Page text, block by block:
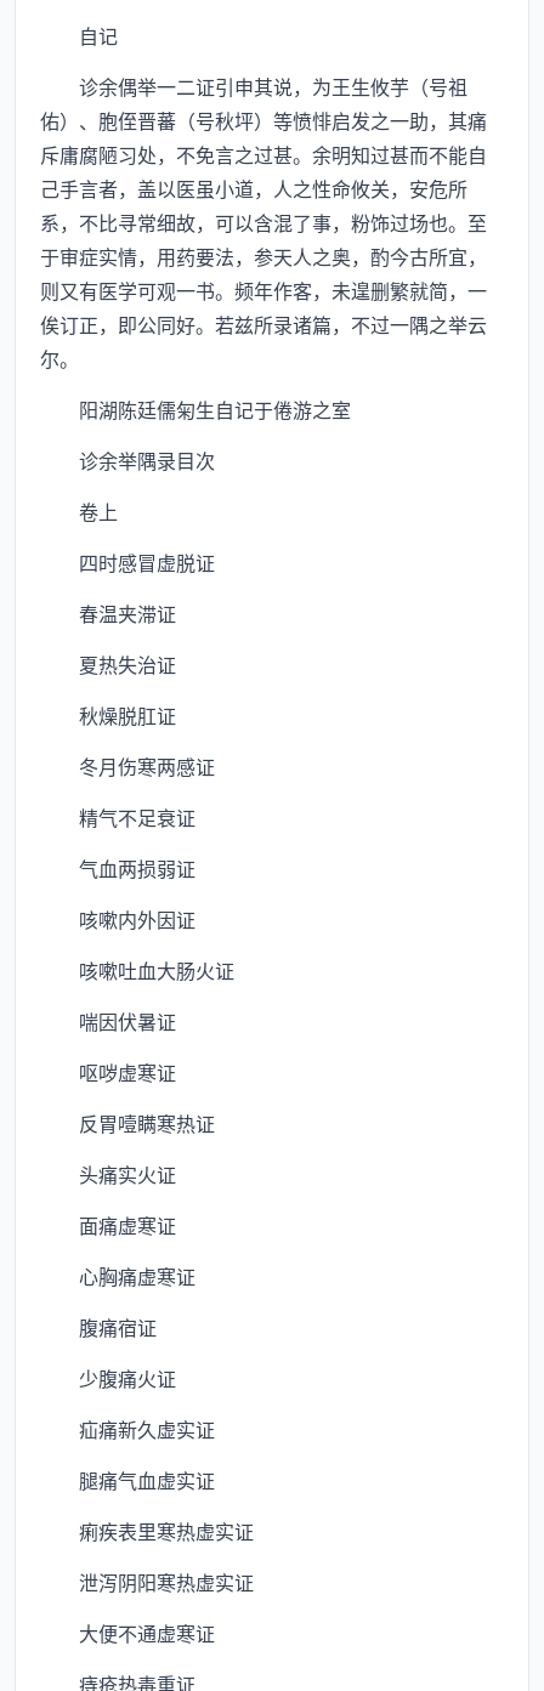
自记
诊余偶举一二证引申其说，为王生攸芋（号祖
佑）、胞侄晋蕃（号秋坪）等愤悱启发之一助，其痛
斥庸腐陋习处，不免言之过甚。余明知过甚而不能自
己手言者，盖以医虽小道，人之性命攸关，安危所
系，不比寻常细故，可以含混了事，粉饰过场也。至
于审症实情，用药要法，参天人之奥，酌今古所宜，
则又有医学可观一书。频年作客，未遑删繁就简，一
俟订正，即公同好。若兹所录诸篇，不过一隅之举云
尔。
阳湖陈廷儒匊生自记于倦游之室
诊余举隅录目次
卷上
四时感冒虚脱证
春温夹滞证
夏热失治证
秋燥脱肛证
冬月伤寒两感证
精气不足衰证
气血两损弱证
咳嗽内外因证
咳嗽吐血大肠火证
喘因伏暑证
呕哕虚寒证
反胃噎瞒寒热证
头痛实火证
面痛虚寒证
心胸痛虚寒证
腹痛宿证
少腹痛火证
疝痛新久虚实证
腿痛气血虚实证
痢疾表里寒热虚实证
泄泻阴阳寒热虚实证
大便不通虚寒证
痔疮热毒重证